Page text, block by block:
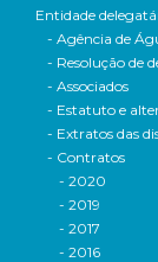
Entidade
- Agência de
- Resolução de
- Associados
- Estatuto e
- Extratos das
- Contratos
- 2020
- 2019
- 2017
- 2016